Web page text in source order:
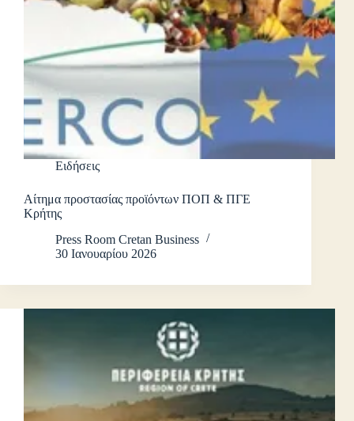
Ειδήσεις
Αίτημα προστασίας προϊόντων ΠΟΠ & ΠΓΕ
Κρήτης
Press Room Cretan Business
30 Ιανουαρίου 2026